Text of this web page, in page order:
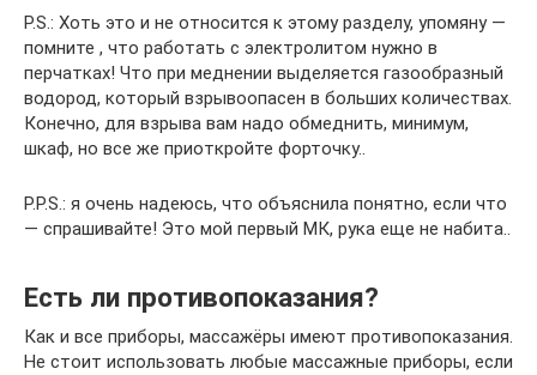
P.S.: Хоть это и не относится к этому разделу, упомяну —
помните , что работать с электролитом нужно в
перчатках! Что при меднении выделяется газообразный
водород, который взрывоопасен в больших количествах.
Конечно, для взрыва вам надо обмеднить, минимум,
шкаф, но все же приоткройте форточку..
P.P.S.: я очень надеюсь, что объяснила понятно, если что
— спрашивайте! Это мой первый МК, рука еще не набита..
Есть ли противопоказания?
Как и все приборы, массажёры имеют противопоказания.
Не стоит использовать любые массажные приборы, если